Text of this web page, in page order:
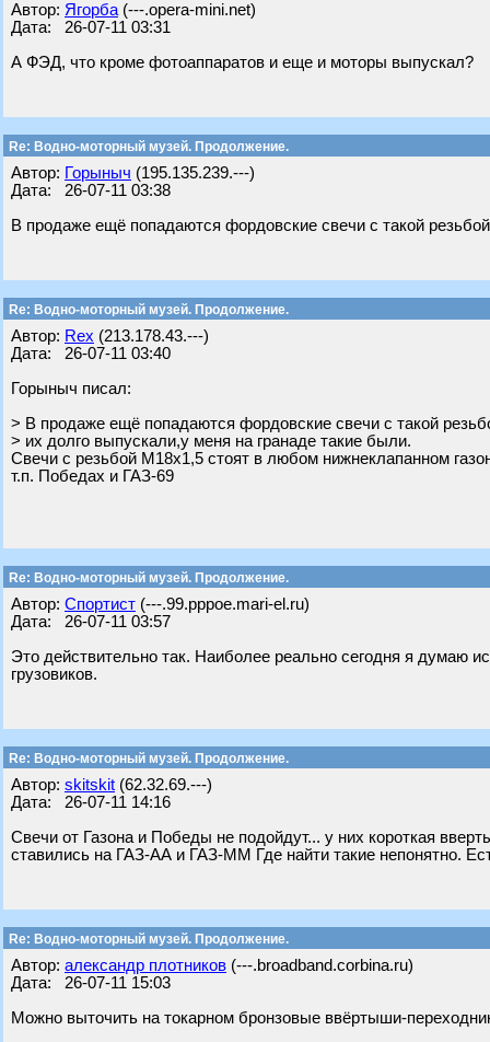
Автор: Ягорба (---.opera-mini.net)
Дата: 26-07-11 03:31
А ФЭД, что кроме фотоаппаратов и еще и моторы выпускал?
Re: Водно-моторный музей. Продолжение.
Автор: Горыныч (195.135.239.---)
Дата: 26-07-11 03:38
В продаже ещё попадаются фордовские свечи с такой
Re: Водно-моторный музей. Продолжение.
Автор: Rex (213.178.43.---)
Дата: 26-07-11 03:40
Горыныч писал:
> В продаже ещё попадаются фордовские свечи с такой
> их долго выпускали,у меня на гранаде такие были.
Свечи с резьбой М18х1,5 стоят в любом нижнеклапанном
т.п. Победах и ГАЗ-69
Re: Водно-моторный музей. Продолжение.
Автор: Спортист (---.99.pppoe.mari-el.ru)
Дата: 26-07-11 03:57
Это действительно так. Наиболее реально сегодня я думаю
грузовиков.
Re: Водно-моторный музей. Продолжение.
Автор: skitskit (62.32.69.---)
Дата: 26-07-11 14:16
Свечи от Газона и Победы не подойдут... у них короткая
ставились на ГАЗ-АА и ГАЗ-ММ Где найти такие непонятно.
Re: Водно-моторный музей. Продолжение.
Автор: александр плотников (---.broadband.corbina.ru)
Дата: 26-07-11 15:03
Можно выточить на токарном бронзовые ввёртыши-